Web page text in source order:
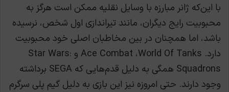
با این‌که ژانر مبارزه با وسایل نقلیه ممکن است هرگز به
محبوبیت رایج دیگران، مانند تیراندازی اول شخص، نرسیده
باشد، اما همچنان در بین مخاطبان اصلی خود محبوبیت
دارد. Ace Combat ،World Of Tanks و Star Wars:
Squadrons همگی به دلیل قدم‌هایی که SEGA برداشته
وجود دارند. حتی امروزه نیز این بازی به دلیل گیم پلی سرگرم